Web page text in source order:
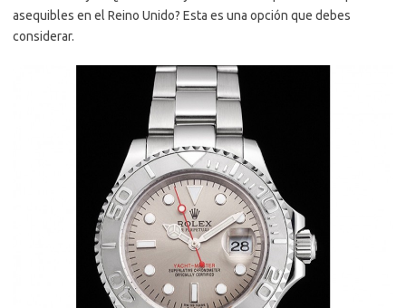
asequibles en el Reino Unido? Esta es una opción que debes
considerar.